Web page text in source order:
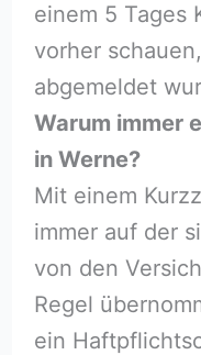
einem 5 Tages
vorher
abgemeldet
Warum immer
in Werne?
Mit einem
immer auf der
von den
Regel
ein